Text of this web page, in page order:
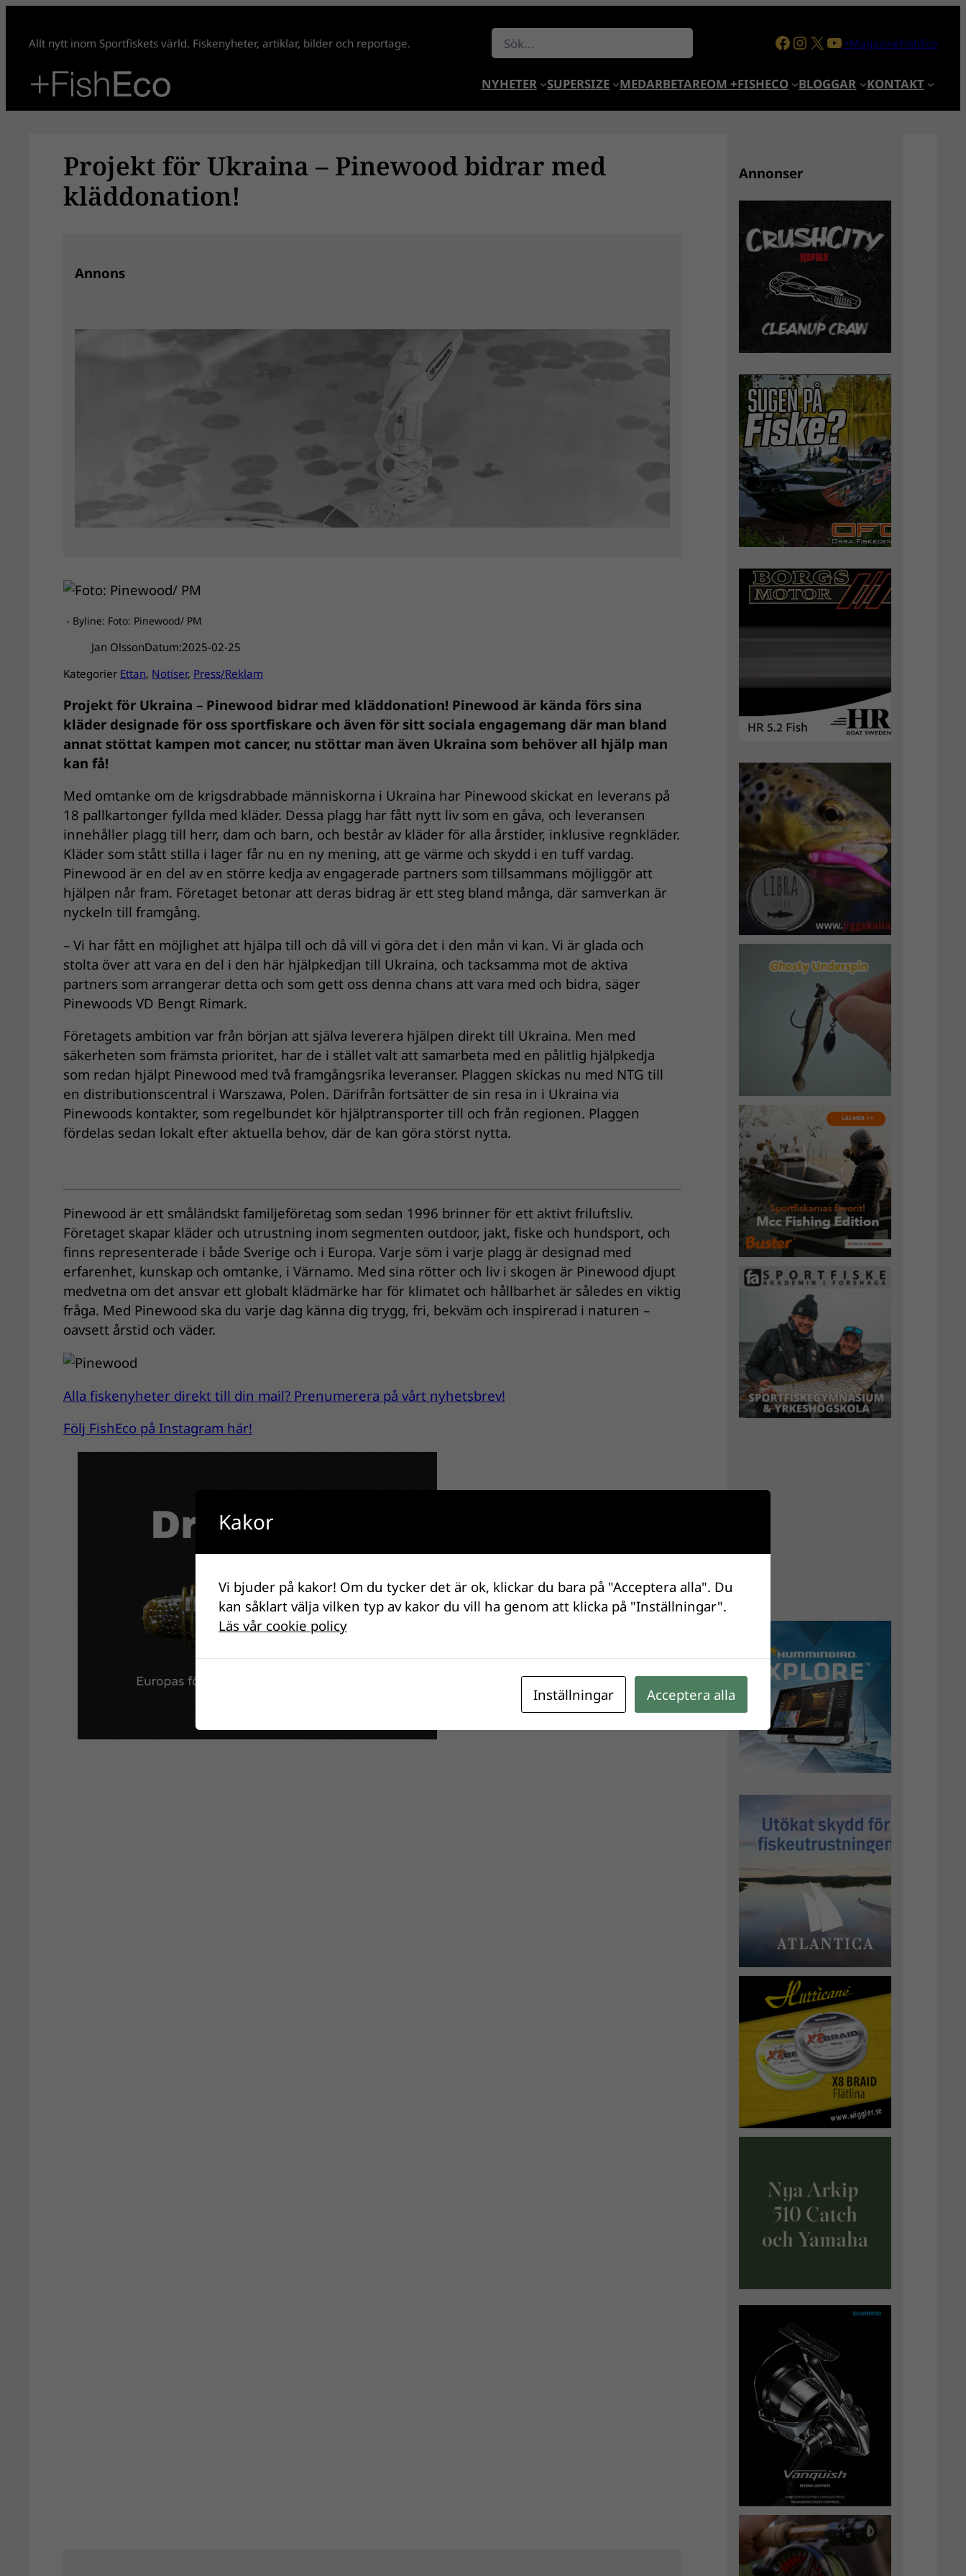
innehåll
Allt nytt inom Sportfiskets värld. Fiskenyheter, artiklar, bilder och reportage. Sök Facebook
Instagram
X YouTube
+MagazineFishEco
NYHETER SUPERSIZE MEDARBETAREOM +FISHECO BLOGGAR KONTAKT
Projekt för Ukraina – Pinewood bidrar med
kläddonation!
Annons
- Byline: Foto: Pinewood/ PM
Jan OlssonDatum:2025-02-25
Kategorier Ettan, Notiser, Press/Reklam
Projekt för Ukraina – Pinewood bidrar med kläddonation! Pinewood är kända förs sina
kläder designade för oss sportfiskare och även för sitt sociala engagemang där man bland
annat stöttat kampen mot cancer, nu stöttar man även Ukraina som behöver all hjälp man
kan få!
Med omtanke om de krigsdrabbade människorna i Ukraina har Pinewood skickat en leverans på
18 pallkartonger fyllda med kläder. Dessa plagg har fått nytt liv som en gåva, och leveransen
innehåller plagg till herr, dam och barn, och består av kläder för alla årstider, inklusive regnkläder.
Kläder som stått stilla i lager får nu en ny mening, att ge värme och skydd i en tuff vardag.
Pinewood är en del av en större kedja av engagerade partners som tillsammans möjliggör att
hjälpen når fram. Företaget betonar att deras bidrag är ett steg bland många, där samverkan är
nyckeln till framgång.
– Vi har fått en möjlighet att hjälpa till och då vill vi göra det i den mån vi kan. Vi är glada och
stolta över att vara en del i den här hjälpkedjan till Ukraina, och tacksamma mot de aktiva
partners som arrangerar detta och som gett oss denna chans att vara med och bidra, säger
Pinewoods VD Bengt Rimark.
Företagets ambition var från början att själva leverera hjälpen direkt till Ukraina. Men med
säkerheten som främsta prioritet, har de i stället valt att samarbeta med en pålitlig hjälpkedja
som redan hjälpt Pinewood med två framgångsrika leveranser. Plaggen skickas nu med NTG till
en distributionscentral i Warszawa, Polen. Därifrån fortsätter de sin resa in i Ukraina via
Pinewoods kontakter, som regelbundet kör hjälptransporter till och från regionen. Plaggen
fördelas sedan lokalt efter aktuella behov, där de kan göra störst nytta.
Pinewood är ett småländskt familjeföretag som sedan 1996 brinner för ett aktivt friluftsliv.
Företaget skapar kläder och utrustning inom segmenten outdoor, jakt, fiske och hundsport, och
finns representerade i både Sverige och i Europa. Varje söm i varje plagg är designad med
erfarenhet, kunskap och omtanke, i Värnamo. Med sina rötter och liv i skogen är Pinewood djupt
medvetna om det ansvar ett globalt klädmärke har för klimatet och hållbarhet är således en viktig
fråga. Med Pinewood ska du varje dag känna dig trygg, fri, bekväm och inspirerad i naturen –
oavsett årstid och väder.
Alla fiskenyheter direkt till din mail? Prenumerera på vårt nyhetsbrev!
Följ FishEco på Instagram här!
Annonser
Kakor
Vi bjuder på kakor! Om du tycker det är ok, klickar du bara på "Acceptera alla". Du
kan såklart välja vilken typ av kakor du vill ha genom att klicka på "Inställningar".
Läs vår cookie policy
Inställningar Acceptera alla